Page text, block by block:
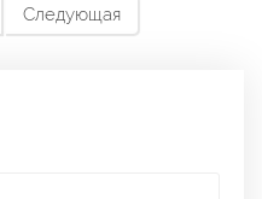
Следующая